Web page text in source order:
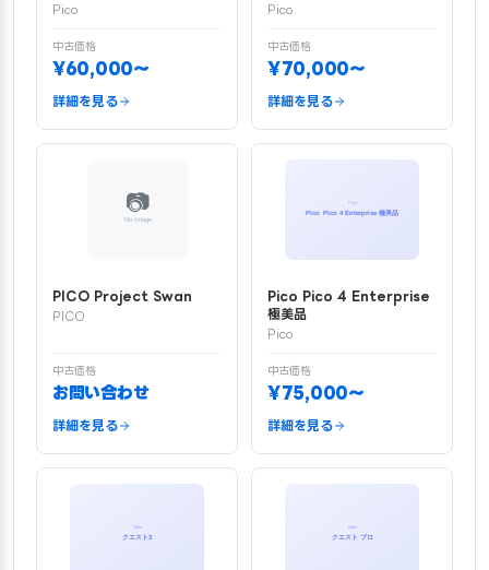
Pico
中古価格
¥60,000〜
詳細を見る
Pico
中古価格
¥70,000〜
詳細を見る
PICO Project Swan
PICO
中古価格
お問い合わせ
詳細を見る
Pico Pico 4 Enterprise
極美品
Pico
中古価格
¥75,000〜
詳細を見る